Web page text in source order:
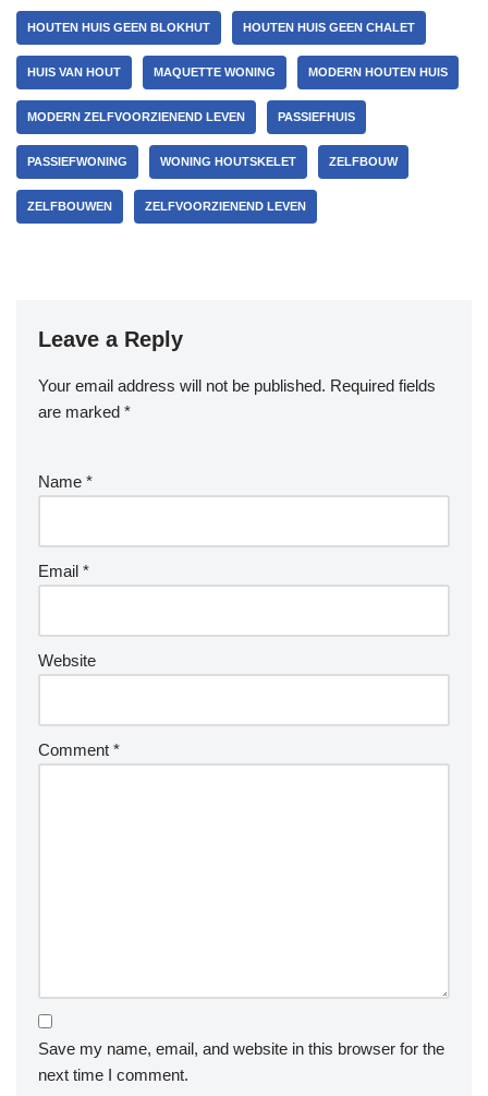
HOUTEN HUIS GEEN BLOKHUT HOUTEN HUIS GEEN CHALET
HUIS VAN HOUT MAQUETTE WONING MODERN HOUTEN HUIS
MODERN ZELFVOORZIENEND LEVEN PASSIEFHUIS
PASSIEFWONING WONING HOUTSKELET ZELFBOUW
ZELFBOUWEN ZELFVOORZIENEND LEVEN
Leave a Reply
Your email address will not be published. Required fields
are marked *
Name *
Email *
Website
Comment *
Save my name, email, and website in this browser for the
next time I comment.